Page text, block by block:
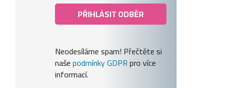
Neodesíláme spam! Přečtěte si
našepodmínky GDPRpro více
informací.